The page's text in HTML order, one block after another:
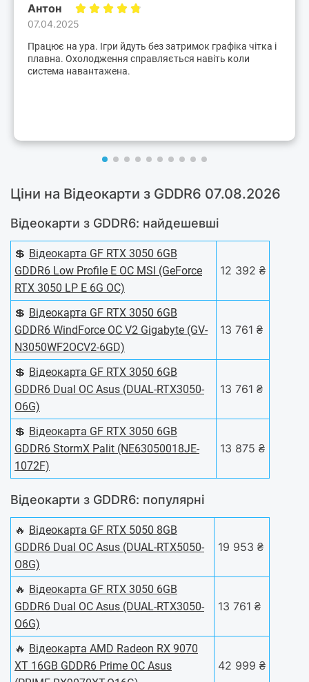
Антон
07.04.2025
Працює на ура. Ігри йдуть без затримок графіка чітка і
плавна. Охолодження справляється навіть коли
система навантажена.
Ціни на Відеокарти з GDDR6 07.08.2026
Відеокарти з GDDR6: найдешевші
💲 Відеокарта GF RTX 3050 6GB
GDDR6 Low Profile E OC MSI (GeForce
RTX 3050 LP E 6G OC)
12 392 ₴
💲 Відеокарта GF RTX 3050 6GB
GDDR6 WindForce OC V2 Gigabyte (GV-
N3050WF2OCV2-6GD)
13 761 ₴
💲 Відеокарта GF RTX 3050 6GB
GDDR6 Dual OC Asus (DUAL-RTX3050-
O6G)
13 761 ₴
💲 Відеокарта GF RTX 3050 6GB
GDDR6 StormX Palit (NE63050018JE-
1072F)
13 875 ₴
Відеокарти з GDDR6: популярні
🔥 Відеокарта GF RTX 5050 8GB
GDDR6 Dual OC Asus (DUAL-RTX5050-
O8G)
19 953 ₴
🔥 Відеокарта GF RTX 3050 6GB
GDDR6 Dual OC Asus (DUAL-RTX3050-
O6G)
13 761 ₴
🔥 Відеокарта AMD Radeon RX 9070
XT 16GB GDDR6 Prime OC Asus
42 999 ₴